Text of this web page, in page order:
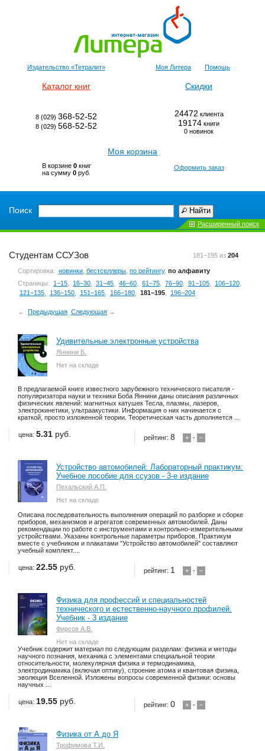
Издательство «Тетралит» Моя Литера Помощь
Каталог книг Скидки
8 (029) 368-52-52
8 (029) 568-52-52
24472 клиента
19174 книги
0 новинок
Моя корзина
В корзине 0книг
на сумму 0 руб.
Оформить заказ
Поиск Найти
Расширенный поиск
181−195 из 204
Студентам ССУЗов
Сортировка: новинки бестселлеры по рейтингу, по алфавиту
Страницы:
1−15 16−30 31−45 46−60 61−75 76−90 91−105 106−120
121−135
136−150 151−165 166−180 181−195 196−204
← Предыдущая Следующая →
Удивительные электронные устройства
Яннини Б.
Нет на складе
В предлагаемой книге известного зарубежного технического писателя -
популяризатора науки и техники Боба Яннини даны описания различных
физических явлений: магнитных катушек Тесла, плазмы, лазеров,
электрокинетики, ультраакустики. Информация о них начинается с
краткой, просто изложенной теории. Теоретическая часть дополняется ...
рейтинг:8 + - −
цена: 5.31 руб.
Устройство автомобилей: Лабораторный практикум:
Учебное пособие для ссузов - 3-е издание
Пехальский А.П.
Нет на складе
Описана последовательность выполнения операций по разборке и сборке
приборов, механизмов и агрегатов современных автомобилей. Даны
рекомендации по работе с инструментами и контрольно-измерительными
устройствами. Указаны контрольные параметры приборов. Практикум
вместе с учебником и плакатами "Устройство автомобилей" составляют
учебный комплект....
рейтинг: 1 + - −
цена: 22.55 руб.
Физика для профессий и специальностей
технического и естественно-научного профилей.
Учебник - 3 издание
Фирсов А.В.
Нет на складе
Учебник содержит материал по следующим разделам: физика и методы
научного познания, механика с элементами специальной теории
относительности, молекулярная физика и термодинамика,
электродинамика (включая оптику), строение атома и квантовая физика,
эволюция Вселенной. Изложены вопросы современной физики: основы
научных ...
рейтинг:0 + - −
цена: 19.55 руб.
Физика от А до Я
Трофимова Т.И.